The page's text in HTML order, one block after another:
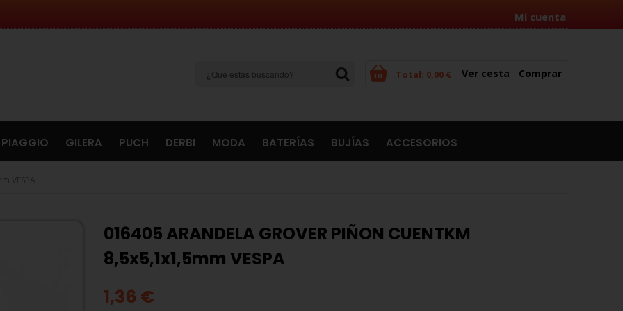
Mi cuenta
Total: 0,00 € Ver cesta Comprar
PIAGGIO GILERA PUCH DERBI MODA BATERÍAS BUJÍAS ACCESORIOS
VESPA
016405 ARANDELA GROVER PIÑON CUENTKM
8,5x5,1x1,5mm VESPA
1,36 €